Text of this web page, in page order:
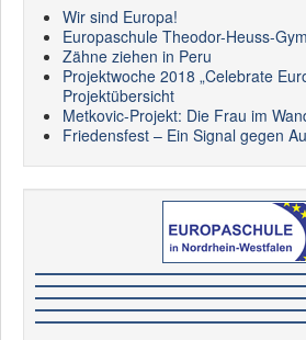
Wir sind Europa!
Europaschule Theodor-Heuss-
Zähne ziehen in Peru
Projektwoche 2018 „Celebrate
Projektübersicht
Metkovic-Projekt: Die Frau im
Friedensfest – Ein Signal gegen